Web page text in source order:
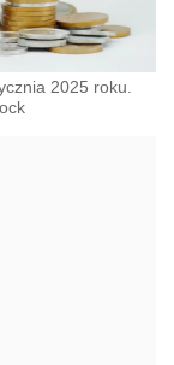
2025 roku.